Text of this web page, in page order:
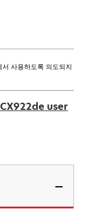
사용하도록 의도되지
user